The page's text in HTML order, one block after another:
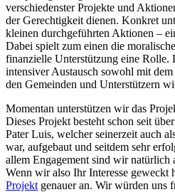
verschiedenster Projekte und
der Gerechtigkeit dienen. Konkret
kleinen durchgeführten Aktionen –
Dabei spielt zum einen die
finanzielle Unterstützung eine Rolle.
intensiver Austausch sowohl mit
den Gemeinden und Unterstützern
Momentan unterstützen wir das
Dieses Projekt besteht schon seit
Pater Luis, welcher seinerzeit auch
war, aufgebaut und seitdem sehr
allem Engagement sind wir
Wenn wir also Ihr Interesse geweckt
Projekt genauer an. Wir würden uns